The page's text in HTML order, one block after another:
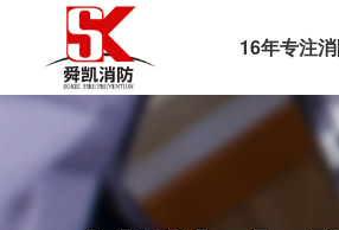
16年专注